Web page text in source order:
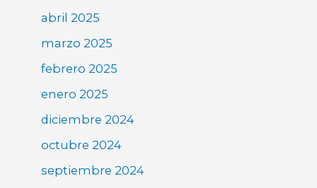
abril 2025
marzo 2025
febrero 2025
enero 2025
diciembre 2024
octubre 2024
septiembre 2024